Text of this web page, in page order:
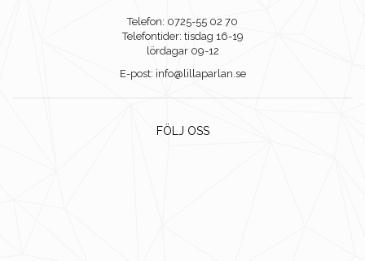
Telefon: 0725-55 02 70
Telefontider: tisdag 16-19
lördagar 09-12
E-post: info@lillaparlan.se
FÖLJ OSS